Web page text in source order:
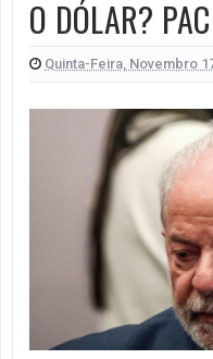
O DÓLAR?
Quinta-Feira, Novembro